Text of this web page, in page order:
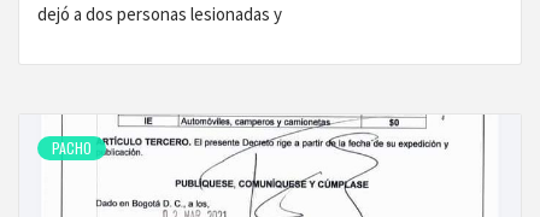
dejó a dos personas lesionadas y
PACHO